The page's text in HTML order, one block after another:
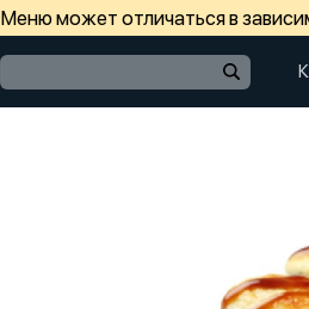
Меню может отличаться в